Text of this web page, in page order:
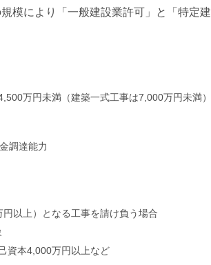
模により「一般建設業許可」と「特定建
万円未満（建築一式工事は7,000万円未満）
調達能力
以上）となる工事を請け負う場合
資本4,000万円以上など